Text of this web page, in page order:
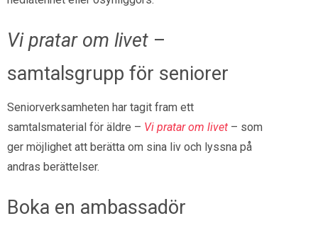
Vi pratar om livet –
samtalsgrupp för seniorer
Seniorverksamheten har tagit fram ett
samtalsmaterial för äldre – Vi pratar om livet – som
ger möjlighet att berätta om sina liv och lyssna på
andras berättelser.
Boka en ambassadör